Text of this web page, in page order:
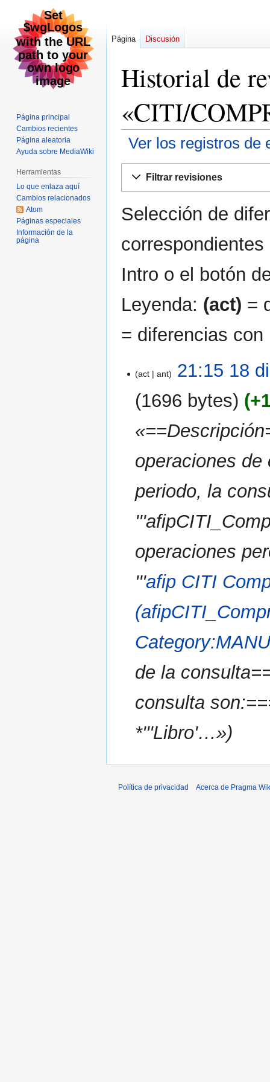
Historial de
«CITI/
Ver los registros de
navegación
búsqueda
Filtrar revisiones
Selección de
Intro o el botón
Leyenda: (act) =
= diferencias
dic
act ant
21:15 18
1696 bytes
operaciones de
periodo, la
operaciones
'''afip CITI
de la
consulta
*'''Libro'…»
Página Discusión
Página principal
Cambios recientes
Página aleatoria
Ayuda sobre MediaWiki
Herramientas
Lo que enlaza aquí
Cambios relacionados
Atom
Páginas especiales
Información de la
página
Política de privacidad Acerca de Pragma